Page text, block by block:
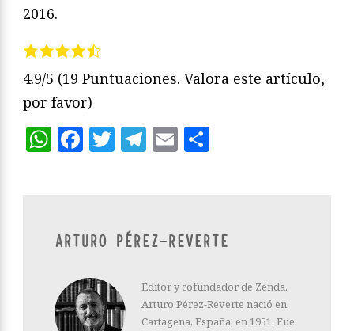
2016.
4.9/5 (19 Puntuaciones. Valora este artículo,
por favor)
WhatsApp
Facebook
Twitter
Telegram
Email
ARTURO PÉREZ-REVERTE
Editor y cofundador de Zenda.
Arturo Pérez-Reverte nació en
Cartagena, España, en 1951. Fue